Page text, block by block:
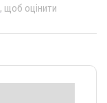
, щоб оцінити